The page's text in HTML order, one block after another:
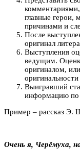
главные герои,
причинами и
После
оригинал
Выступления
ведущим.
оригиналом,
Выигравший
информацию по
Пример – рассказ Э.
Очень я, Черёмуха,